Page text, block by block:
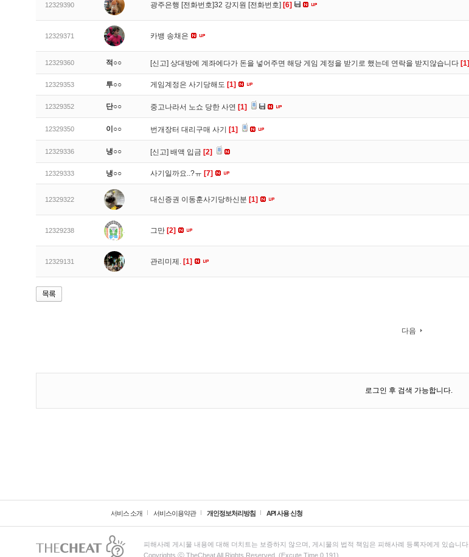
12329390 광주은행 [전화번호]32 강지원 [전화번호] [6]
12329371 카뱅 송채은
12329360 적○○ [신고] 상대방에 계좌에다가 돈을 넣어주면 해당 게임 계정을 받기로 했는데 연락을 받지않습니다 [1]
12329353 투○○ 게임계정은 사기당해도 [1]
12329352 단○○ 중고나라서 노쇼 당한 사연 [1]
12329350 이○○ 번개장터 대리구매 사기 [1]
12329336 냉○○ [신고] 배액 입금 [2]
12329333 냉○○ 사기일까요..?ㅠ [7]
12329322 대신증권 이동훈사기당하신분 [1]
12329238 그만 [2]
12329131 관리미제. [1]
다음
로그인 후 검색 가능합니다.
서비스 소개 서비스이용약관 개인정보처리방침 API 사용 신청
피해사례 게시물 내용에 대해 더치트는 보증하지 않으며, 게시물의 법적 책임은 피해사례 등록자에게 있습니다.
Copyrights ⓒ TheCheat All Rights Reserved. (Excute Time 0.191)